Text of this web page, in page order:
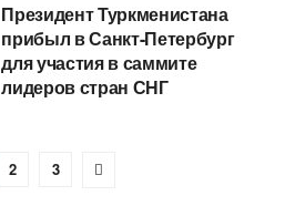
Президент Туркменистана
прибыл в Санкт-Петербург
для участия в саммите
лидеров стран СНГ
2 3